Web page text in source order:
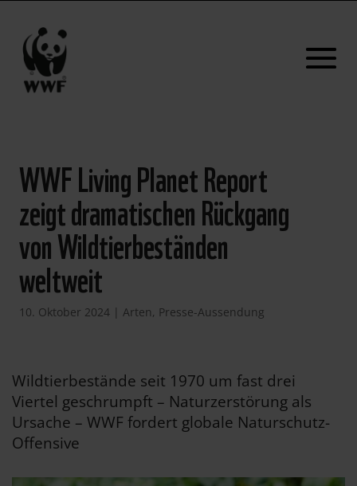
WWF Living Planet Report
zeigt dramatischen Rückgang
von Wildtierbeständen
weltweit
10. Oktober 2024| Arten, Presse-Aussendung
Wildtierbestände seit 1970 um fast drei
Viertel geschrumpft – Naturzerstörung als
Ursache – WWF fordert globale Naturschutz-
Offensive